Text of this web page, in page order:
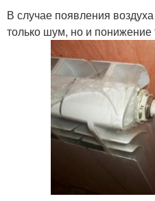
В случае появления
только шум, но и